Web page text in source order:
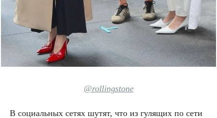
@rollingstone
В социальных сетях шутят, что из гулящих по сети